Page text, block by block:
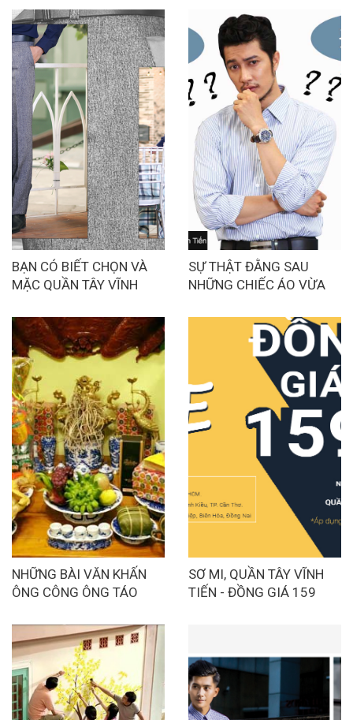
BẠN CÓ BIẾT CHỌN VÀ
MẶC QUẦN TÂY VĨNH
SỰ THẬT ĐẰNG SAU
NHỮNG CHIẾC ÁO VỪA
NHỮNG BÀI VĂN KHẤN
ÔNG CÔNG ÔNG TÁO
SƠ MI, QUẦN TÂY VĨNH
TIẾN - ĐỒNG GIÁ 159